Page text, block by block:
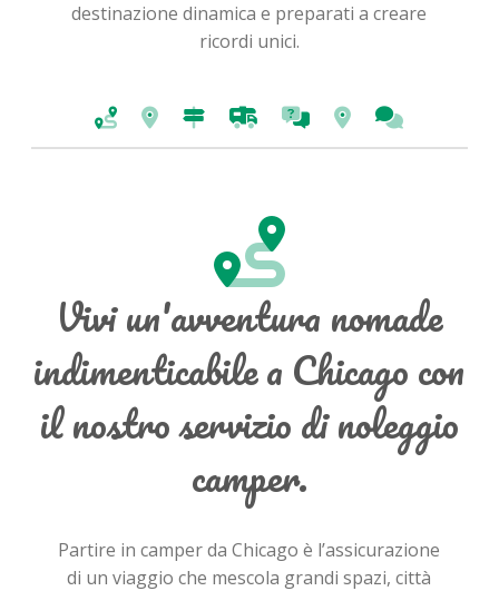
destinazione dinamica e preparati a creare
ricordi unici.
Vivi un'avventura nomade
indimenticabile a Chicago con
il nostro servizio di noleggio
camper.
Partire in camper da Chicago è l’assicurazione
di un viaggio che mescola grandi spazi, città